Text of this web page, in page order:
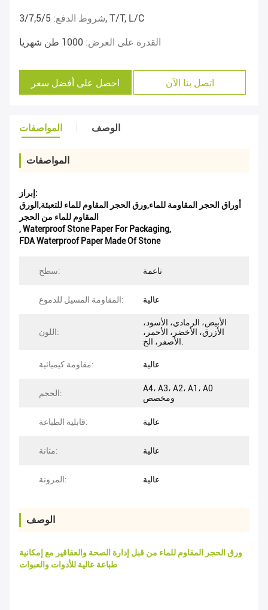
شروط الدفع:3/7,5/5, T/T, L/C
القدرة على العرض: 1000 طن شهريا
احصل على أفضل سعر اتصل بنا الآن
المواصفات الوصف
المواصفات
إبراز:
أوراق الحجر المقاومة للماء,ورق الحجر المقاوم للماء للتعبئة,الورق
المقاوم للماء من الحجر
,Waterproof Stone Paper For Packaging,
FDA Waterproof Paper Made Of Stone
سطح: ناعمة
المقاومة المسيل للدموع: عالية
اللون:
الأبيض، الرمادي، الأسود،
الأزرق، الأخضر، الأحمر،
الأصفر، الخ.
مقاومة كيميائية: عالية
الحجم:
A4، A3، A2، A1، A0
ومخصص
قابلية الطباعة: عالية
متانة: عالية
المرونة: عالية
الوصف
ورق الحجر المقاوم للماء من قبل إدارة الصحة والعقاقير مع إمكانية
طباعة عالية للأدوات والعبوات